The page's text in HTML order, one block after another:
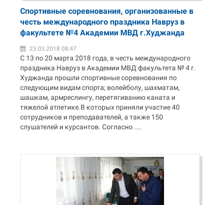
Спортивные соревнования, организованные в
честь международного праздника Навруз в
факультете №4 Академии МВД г.Худжанда
23.03.2018 08:47
С 13 по 20 марта 2018 года, в честь международного
праздника Навруз в Академии МВД факультета № 4 г.
Худжанда прошли спортивные соревнования по
следующим видам спорта; волейболу, шахматам,
шашкам, армреслингу, перетягиванию каната и
тяжелой атлетике.В которых приняли участие 40
сотрудников и преподавателей, а также 150
слушателей и курсантов. Согласно ....